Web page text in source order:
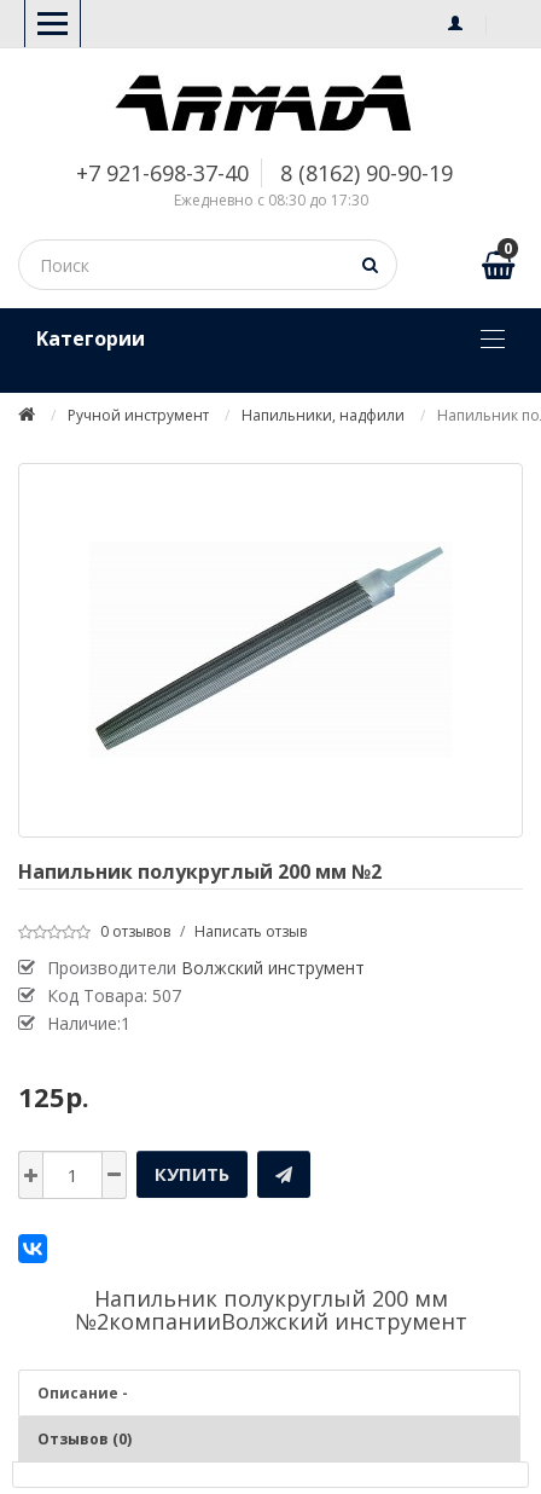
+7 921-698-37-40 8 (8162) 90-90-19
Ежедневно с 08:30 до 17:30
0
Kатегории
Ручной инструмент Напильники, надфили Напильник
Напильник полукруглый 200 мм №2
0 отзывов / Написать отзыв
Производители Волжский инструмент
Код Товара: 507
Наличие:1
125р.
КУПИТЬ
Напильник полукруглый 200 мм
№2компанииВолжский инструмент
Описание -
Отзывов (0)